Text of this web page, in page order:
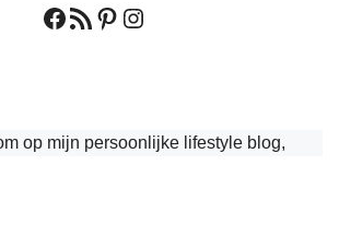
Facebook
RSS feedPinterest
Instagram
op mijn persoonlijke lifestyle blog,